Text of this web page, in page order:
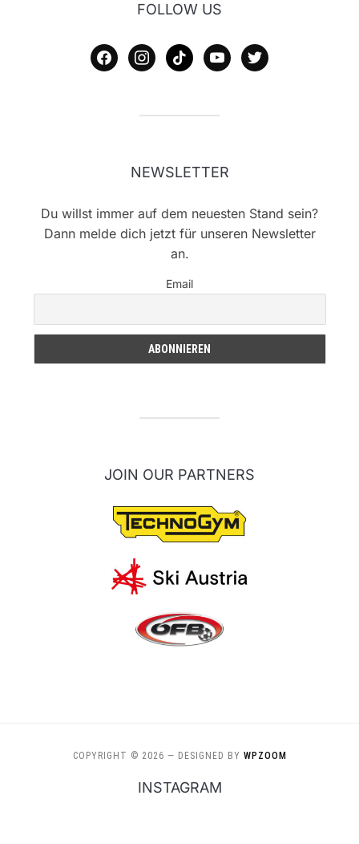
FOLLOW US
facebookinstagram
tiktok youtubetwitter
NEWSLETTER
Du willst immer auf dem neuesten Stand sein?
Dann melde dich jetzt für unseren Newsletter
an.
Email
JOIN OUR PARTNERS
COPYRIGHT © 2026 — DESIGNED BY WPZOOM
INSTAGRAM